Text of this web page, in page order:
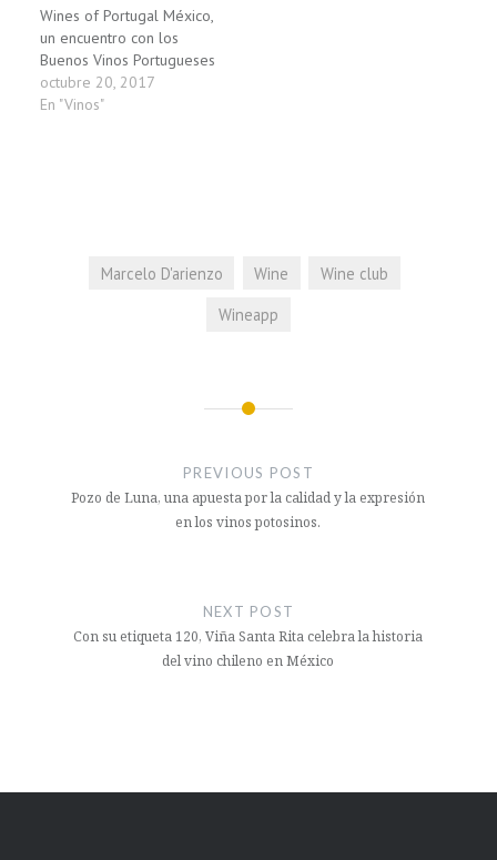
Wines of Portugal México,
un encuentro con los
Buenos Vinos Portugueses
octubre 20, 2017
En "Vinos"
Marcelo D'arienzo Wine
Wine club
Wineapp
entradas
PREVIOUS POST
Pozo de Luna, una apuesta por la calidad y la expresión
en los vinos potosinos.
NEXT POST
Con su etiqueta 120, Viña Santa Rita celebra la historia
del vino chileno en México